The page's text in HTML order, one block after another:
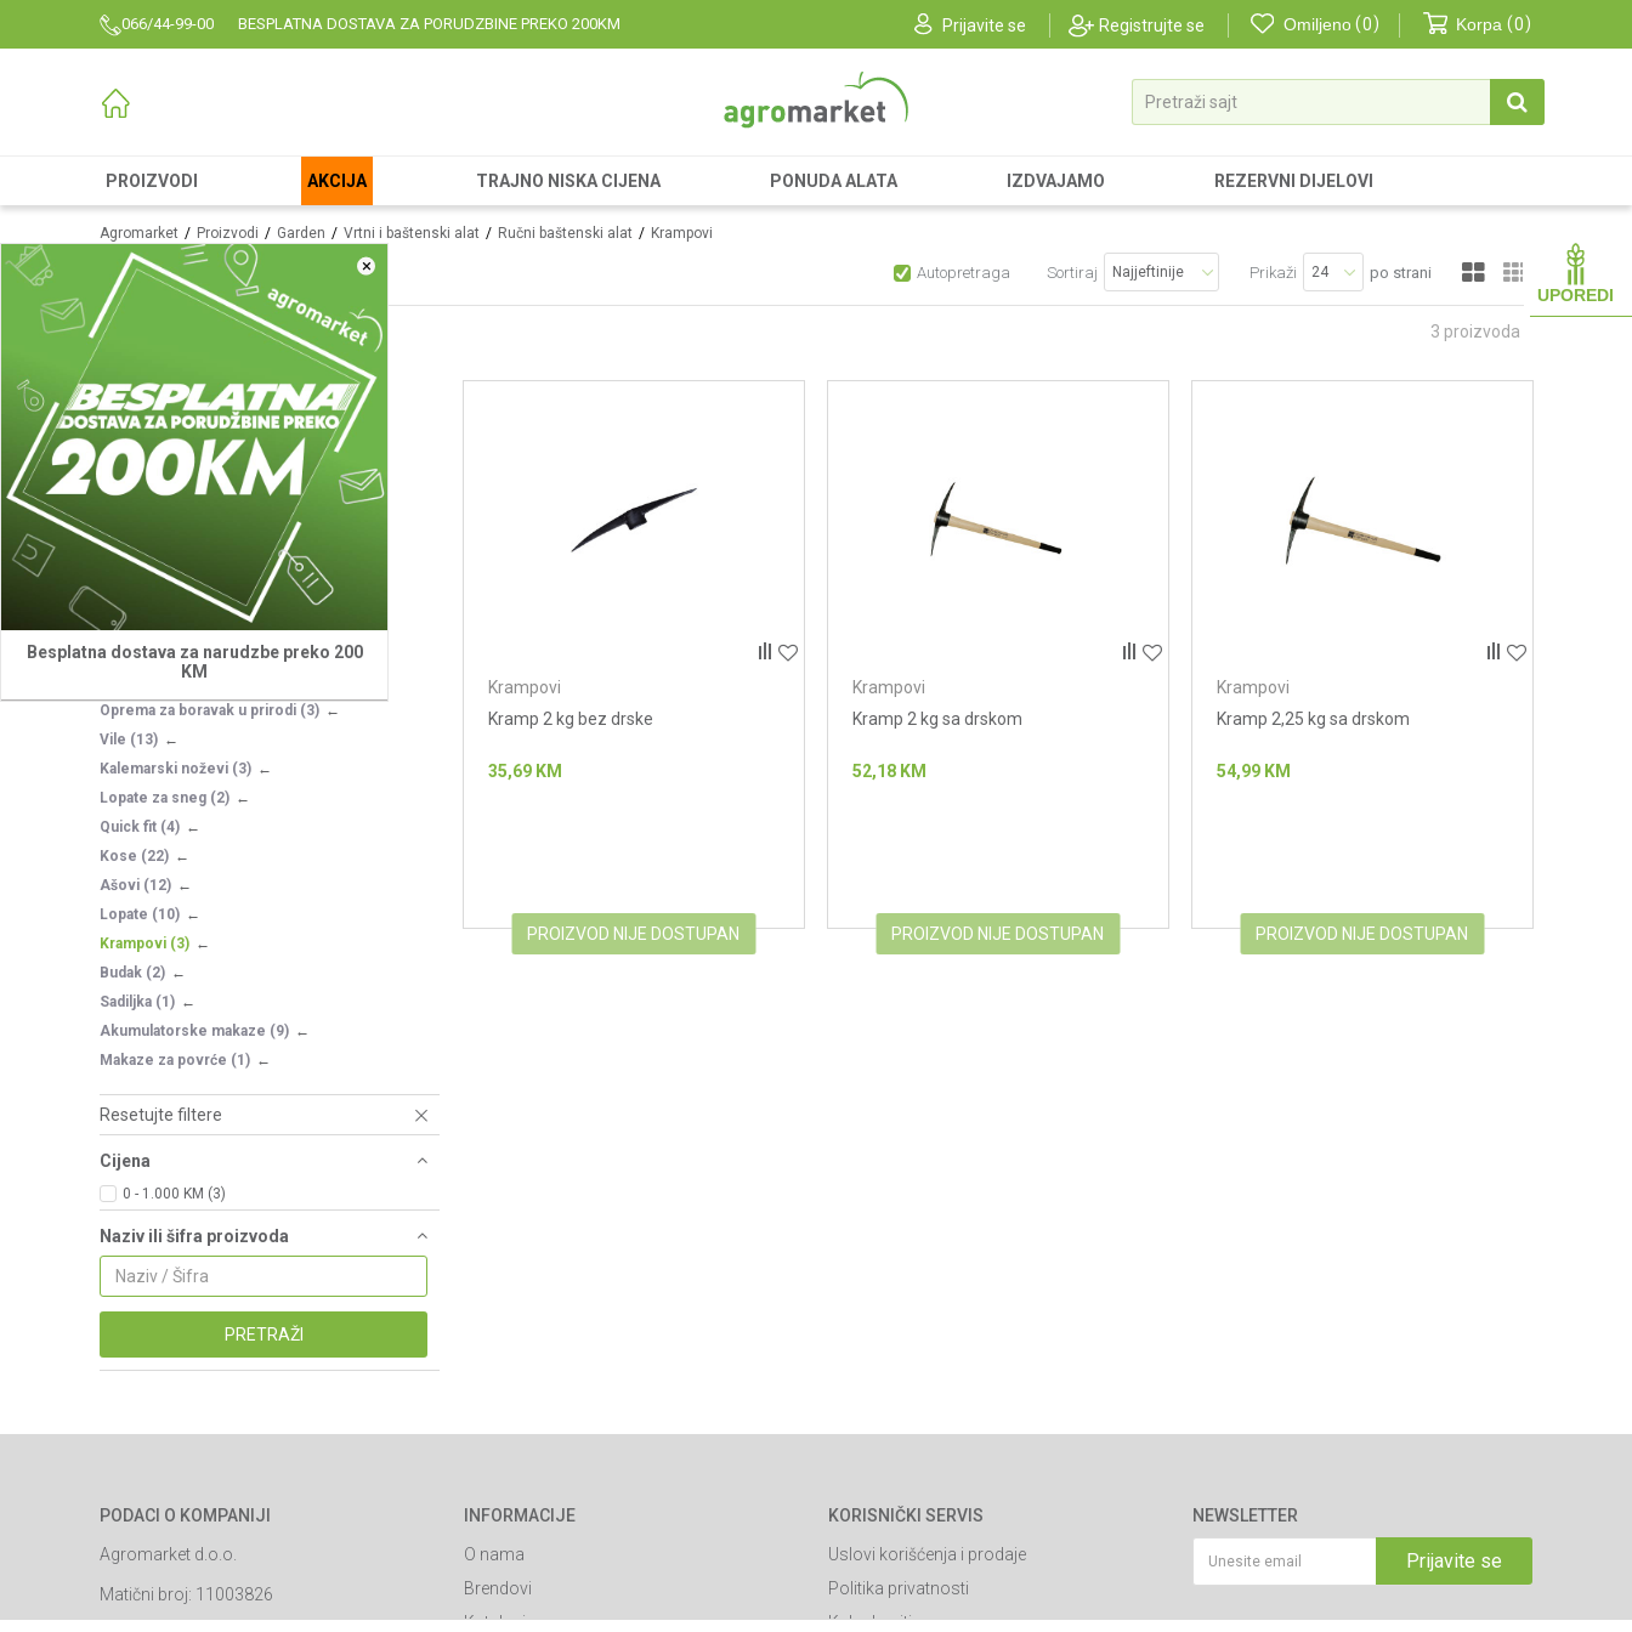
066/44-99-00 BESPLATNA DOSTAVA ZA PORUDZBINE PREKO 200KM Prijavite se Registrujte se Omiljeno 0 Korpa 0
Pretraži sajt
PROIZVODI AKCIJA TRAJNO NISKA CIJENA PONUDA ALATA IZDVAJAMO REZERVNI DIJELOVI
×
Besplatna dostava za narudzbe preko 200
KM
UPOREDI
Agromarket Proizvodi Garden Vrtni i baštenski alat Ručni baštenski alat Krampovi
Krampovi Autopretraga Sortiraj Prikaži po strani
Makaze vinogradarske(1)
Makaze voćarske(41)
Sekači grana(8)
Grabulje(9)
Makaze za grane (23)
Držalice
Makaze za živu ogradu
(6)
Pribor za sekire(3)
Sekire
Ostalo za baštu(15)
Oprema za boravak u prirodi (3)
Vile (13)
Kalemarski noževi (3)
Lopate za sneg (2)
Quick fit (4)
Kose (22)
Ašovi (12)
Lopate (10)
Krampovi (3)
Budak (2)
Sadiljka (1)
Akumulatorske makaze (9)
Makaze za povrće (1)
Resetujte filtere
Cijena
0 - 1.000 KM (3)
Naziv ili šifra proizvoda
PRETRAŽI
3 proizvoda
Krampovi
Kramp 2 kg bez drske
35,69 KM
PROIZVOD NIJE DOSTUPAN
Krampovi
Kramp 2 kg sa drskom
52,18 KM
PROIZVOD NIJE DOSTUPAN
Krampovi
Kramp 2,25 kg sa drskom
54,99 KM
PROIZVOD NIJE DOSTUPAN
PODACI O KOMPANIJI
Agromarket d.o.o.
Matični broj: 11003826
INFORMACIJE
O nama
Brendovi
Katalozi
KORISNIČKI SERVIS
Uslovi korišćenja i prodaje
Politika privatnosti
Kako kupiti
NEWSLETTER
Prijavite se